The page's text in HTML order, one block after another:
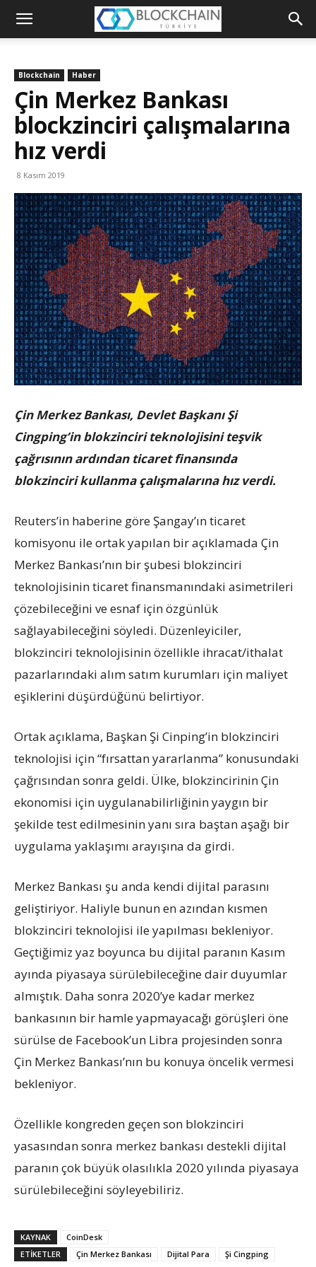
Blockchain
Platformu
Blockchain Haber
Çin Merkez Bankası
blockzinciri çalışmalarına
hız verdi
8 Kasım 2019
Çin Merkez Bankası, Devlet Başkanı Şi
Cingping’in blokzinciri teknolojisini teşvik
çağrısının ardından ticaret finansında
blokzinciri kullanma çalışmalarına hız verdi.
Reuters’in haberine göre Şangay’ın ticaret
komisyonu ile ortak yapılan bir açıklamada Çin
Merkez Bankası’nın bir şubesi blokzinciri
teknolojisinin ticaret finansmanındaki asimetrileri
çözebileceğini ve esnaf için özgünlük
sağlayabileceğini söyledi. Düzenleyiciler,
blokzinciri teknolojisinin özellikle ihracat/ithalat
pazarlarındaki alım satım kurumları için maliyet
eşiklerini düşürdüğünü belirtiyor.
Ortak açıklama, Başkan Şi Cinping’in blokzinciri
teknolojisi için “fırsattan yararlanma” konusundaki
çağrısından sonra geldi. Ülke, blokzincirinin Çin
ekonomisi için uygulanabilirliğinin yaygın bir
şekilde test edilmesinin yanı sıra baştan aşağı bir
uygulama yaklaşımı arayışına da girdi.
Merkez Bankası şu anda kendi dijital parasını
geliştiriyor. Haliyle bunun en azından kısmen
blokzinciri teknolojisi ile yapılması bekleniyor.
Geçtiğimiz yaz boyunca bu dijital paranın Kasım
ayında piyasaya sürülebileceğine dair duyumlar
almıştık. Daha sonra 2020’ye kadar merkez
bankasının bir hamle yapmayacağı görüşleri öne
sürülse de Facebook’un Libra projesinden sonra
Çin Merkez Bankası’nın bu konuya öncelik vermesi
bekleniyor.
Özellikle kongreden geçen son blokzinciri
yasasından sonra merkez bankası destekli dijital
paranın çok büyük olasılıkla 2020 yılında piyasaya
sürülebileceğini söyleyebiliriz.
KAYNAK
CoinDesk
ETIKETLER
Çin Merkez Bankası Dijital Para Şi Cingping